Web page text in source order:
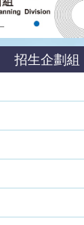
招生企劃組